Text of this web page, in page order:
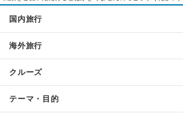
国内旅行
海外旅行
クルーズ
テーマ・目的